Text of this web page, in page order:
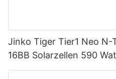
Jinko Tiger Tier1 Neo
16BB Solarzellen 590
650 Watt Bifaziales